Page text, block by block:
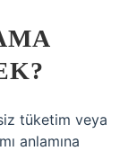
tüketim veya
anlamına